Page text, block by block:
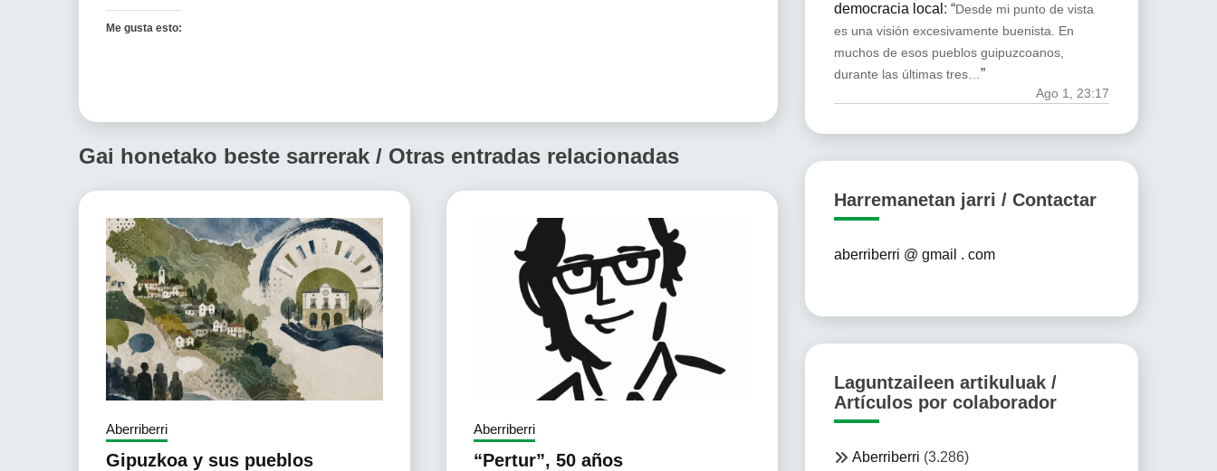
Me gusta esto:
Gai honetako beste sarrerak / Otras entradas relacionadas
Aberriberri
Gipuzkoa y sus pueblos
Aberriberri
“Pertur”, 50 años
democracia local : “Desde mi punto de vista
es una visión excesivamente buenista. En
muchos de esos pueblos guipuzcoanos,
durante las últimas tres…”
Ago 1, 23:17
Harremanetan jarri / Contactar
aberriberri @ gmail . com
Laguntzaileen artikuluak /
Artículos por colaborador
Aberriberri (3.286)